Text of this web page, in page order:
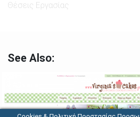
Θέσεις Εργασίας
See Also: